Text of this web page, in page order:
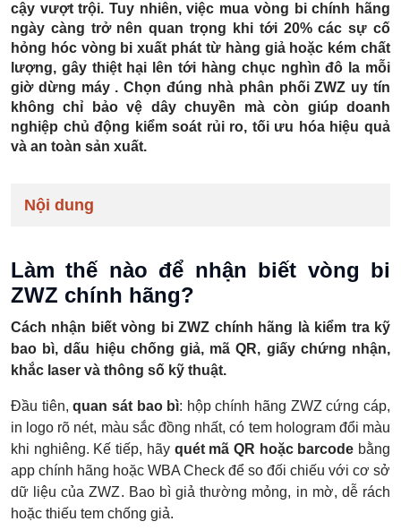
cậy vượt trội. Tuy nhiên, việc mua vòng bi chính hãng
ngày càng trở nên quan trọng khi tới 20% các sự cố
hỏng hóc vòng bi xuất phát từ hàng giả hoặc kém chất
lượng, gây thiệt hại lên tới hàng chục nghìn đô la mỗi
giờ dừng máy .Chọn đúng nhà phân phối ZWZ uy tín
không chỉ bảo vệ dây chuyền mà còn giúp doanh
nghiệp chủ động kiểm soát rủi ro, tối ưu hóa hiệu quả
và an toàn sản xuất.
Nội dung
Làm thế nào để nhận biết vòng bi
ZWZ chính hãng?
Cách nhận biết vòng bi ZWZ chính hãng là kiểm tra kỹ
bao bì, dấu hiệu chống giả, mã QR, giấy chứng nhận,
khắc laser và thông số kỹ thuật.
Đầu tiên,quan sát bao bì: hộp chính hãng ZWZ cứng cáp,
in logo rõ nét, màu sắc đồng nhất, có tem hologram đổi màu
khi nghiêng. Kế tiếp, hãy quét mã QR hoặc barcode bằng
app chính hãng hoặc WBA Check để so đối chiếu với cơ sở
dữ liệu của ZWZ. Bao bì giả thường mỏng, in mờ, dễ rách
hoặc thiếu tem chống giả.